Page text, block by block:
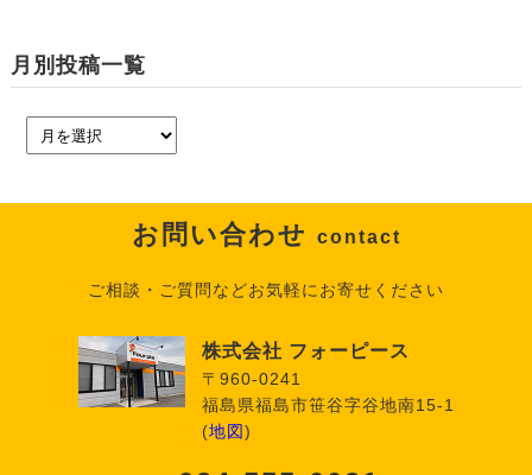
月別投稿一覧
お問い合わせ contact
ご相談・ご質問などお気軽にお寄せください
株式会社 フォーピース
〒960-0241
福島県福島市笹谷字谷地南15-1
(地図)